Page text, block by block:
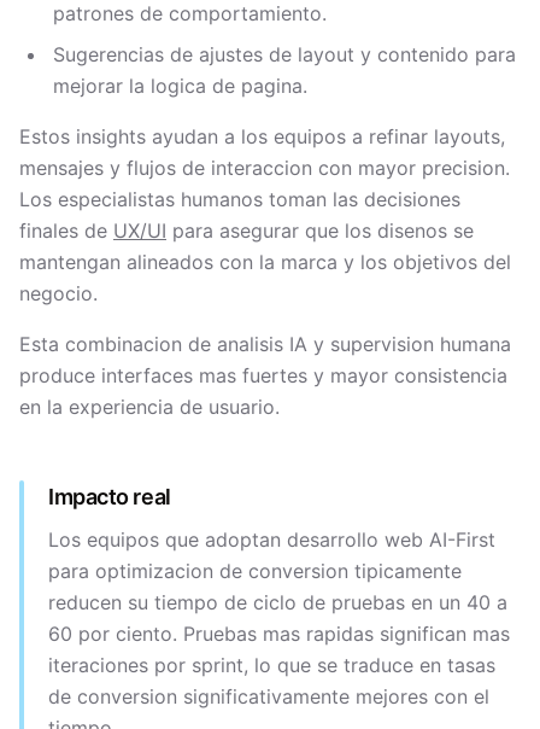
patrones de comportamiento.
Sugerencias de ajustes de layout y contenido para
mejorar la logica de pagina.
Estos insights ayudan a los equipos a refinar layouts,
mensajes y flujos de interaccion con mayor precision.
Los especialistas humanos toman las decisiones
finales de UX/UI para asegurar que los disenos se
mantengan alineados con la marca y los objetivos del
negocio.
Esta combinacion de analisis IA y supervision humana
produce interfaces mas fuertes y mayor consistencia
en la experiencia de usuario.
Impacto real
Los equipos que adoptan desarrollo web AI-First
para optimizacion de conversion tipicamente
reducen su tiempo de ciclo de pruebas en un 40 a
60 por ciento. Pruebas mas rapidas significan mas
iteraciones por sprint, lo que se traduce en tasas
de conversion significativamente mejores con el